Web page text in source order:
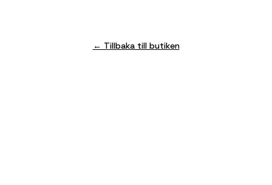
← Tillbaka till butiken